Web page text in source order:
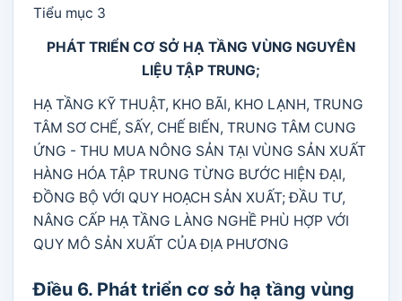
Tiểu mục 3
PHÁT TRIỂN CƠ SỞ HẠ TẦNG VÙNG NGUYÊN
LIỆU TẬP TRUNG;
HẠ TẦNG KỸ THUẬT, KHO BÃI, KHO LẠNH, TRUNG
TÂM SƠ CHẾ, SẤY, CHẾ BIẾN, TRUNG TÂM CUNG
ỨNG - THU MUA NÔNG SẢN TẠI VÙNG SẢN XUẤT
HÀNG HÓA TẬP TRUNG TỪNG BƯỚC HIỆN ĐẠI,
ĐỒNG BỘ VỚI QUY HOẠCH SẢN XUẤT; ĐẦU TƯ,
NÂNG CẤP HẠ TẦNG LÀNG NGHỀ PHÙ HỢP VỚI
QUY MÔ SẢN XUẤT CỦA ĐỊA PHƯƠNG
Điều 6. Phát triển cơ sở hạ tầng vùng